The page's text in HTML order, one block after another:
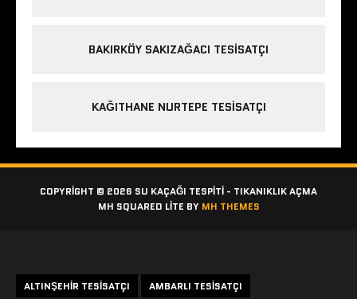
BAKIRKÖY SAKIZAĞACI TESISATÇI
KAĞITHANE NURTEPE TESISATÇI
COPYRIGHT © 2026 SU KAÇAĞI TESPITI - TIKANIKLIK AÇMA
MH SQUARED LITE BY MH THEMES
ALTINŞEHIR TESISATÇI
AMBARLI TESISATÇI